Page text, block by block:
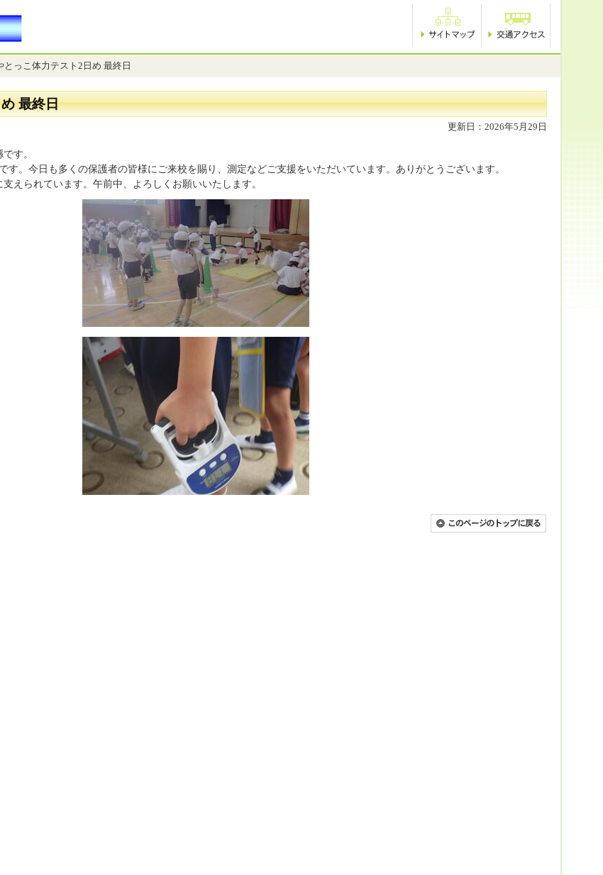
とっこ体力テスト2日め 最終日
最終日
更新日：2026年5月29日
す。
す。今日も多くの保護者の皆様にご来校を賜り、測定などご支援をいただいています。ありがとうございます。
えられています。午前中、よろしくお願いいたします。